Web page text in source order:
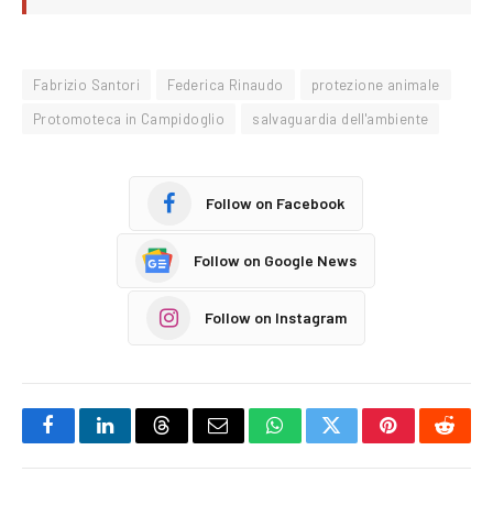
Fabrizio Santori Federica Rinaudo
protezione animale
Protomoteca in Campidoglio
salvaguardia dell'ambiente
Follow on Facebook
Follow on Google News
Follow on Instagram
FacebookLinkedInThreadsEmail WhatsAppTwitterPinterest